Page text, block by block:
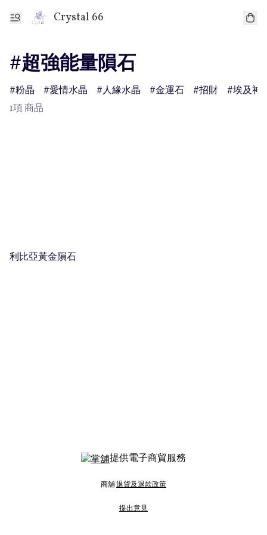
Crystal 66
#超強能量隕石
粉晶 愛情水晶 人緣水晶 金運石 招財
埃及神
1項 商品
利比亞黃金隕石
提供電子商貿服務
商舖退貨及退款政策
提出意見